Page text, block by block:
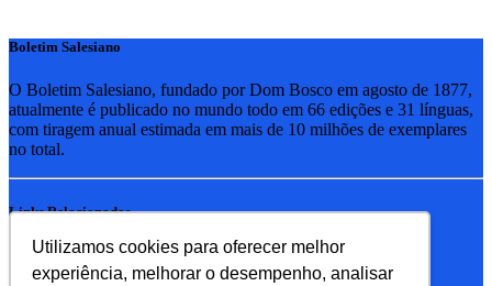
Utilizamos cookies para oferecer melhor
experiência, melhorar o desempenho, analisar
Boletim Salesiano
O Boletim Salesiano, fundado por Dom Bosco em agosto de 1877,
atualmente é publicado no mundo todo em 66 edições e 31 línguas,
com tiragem anual estimada em mais de 10 milhões de exemplares
no total.
Links Relacionados
RSB - Rede Salesiana Brasil
EDEBE - Editora